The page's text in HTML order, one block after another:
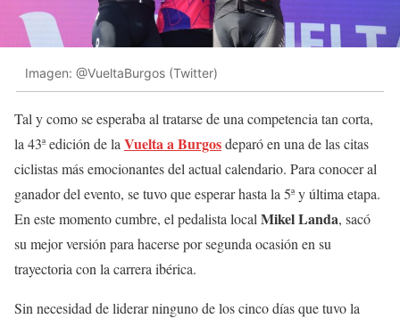
Imagen: @VueltaBurgos (Twitter)
Tal y como se esperaba al tratarse de una competencia tan corta,
la 43ª edición de la Vuelta a Burgosdeparó en una de las citas
ciclistas más emocionantes del actual calendario. Para conocer al
ganador del evento, se tuvo que esperar hasta la 5ª y última etapa.
En este momento cumbre, el pedalista local MikelLanda, sacó
su mejor versión para hacerse por segunda ocasión en su
trayectoria con la carrera ibérica.
Sin necesidad de liderar ninguno de los cinco días que tuvo la